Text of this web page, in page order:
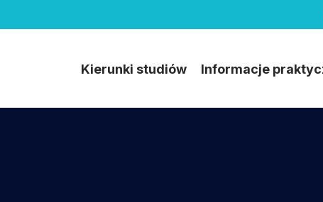
Kierunki studiów Informacje